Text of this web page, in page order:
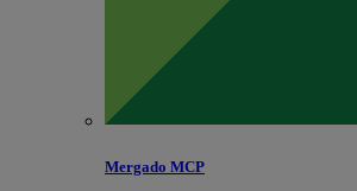
Mergado MCP